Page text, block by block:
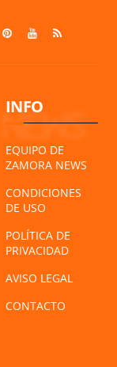
INFO
EQUIPO DE
ZAMORA NEWS
CONDICIONES
DE USO
POLÍTICA DE
PRIVACIDAD
AVISO LEGAL
CONTACTO